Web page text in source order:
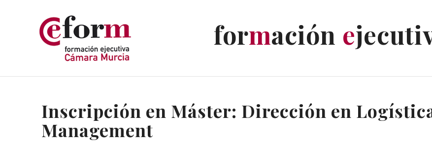
formación e
Inscripción en Máster: Dirección en
Management